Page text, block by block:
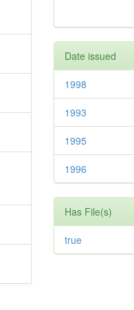
Date issued
1998
1993
1995
1996
Has File(s)
true